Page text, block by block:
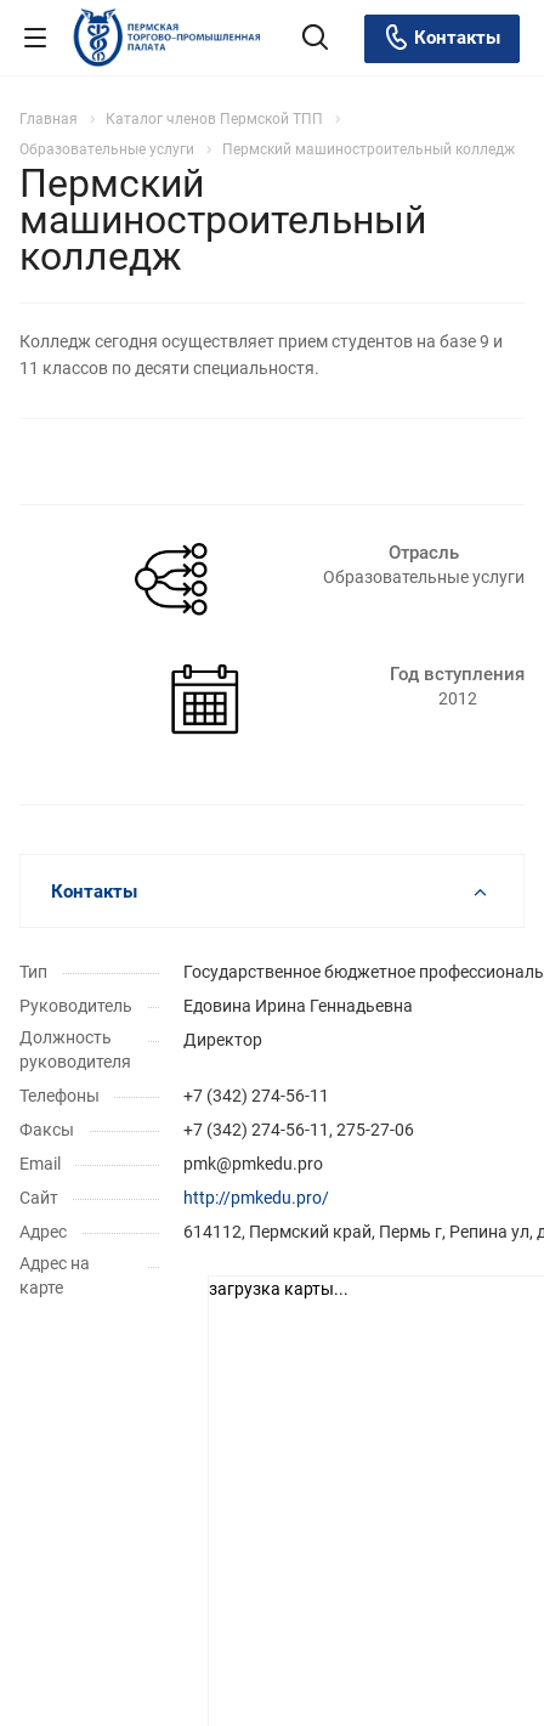
Контакты
Главная
Каталог членов Пермской ТПП
Образовательные услуги
Пермский машиностроительный колледж
Пермский
машиностроительный
колледж
Колледж сегодня осуществляет прием студентов на базе 9 и
11 классов по десяти специальностя.
Отрасль
Образовательные услуги⁠
Год вступления
2012
Контакты
Тип
Государственное бюджетное
Руководитель
Едовина Ирина Геннадьевна
Должность
руководителя
Директор
Телефоны
+7 (342) 274-56-11
Факсы
+7 (342) 274-56-11, 275-27-06
Email
pmk@pmkedu.pro
Сайт
http://pmkedu.pro/
Адрес
614112, Пермский край, Пермь г, Репина
Адрес на
карте
загрузка карты...